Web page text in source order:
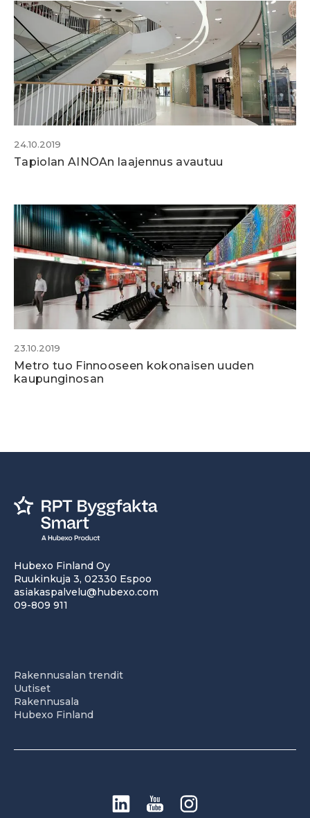
24.10.2019
Tapiolan AINOAn laajennus avautuu
23.10.2019
Metro tuo Finnooseen kokonaisen uuden
kaupunginosan
Hubexo Finland Oy
Ruukinkuja 3, 02330 Espoo
asiakaspalvelu@hubexo.com
09-809 911
Rakennusalan trendit
Uutiset
Rakennusala
Hubexo Finland